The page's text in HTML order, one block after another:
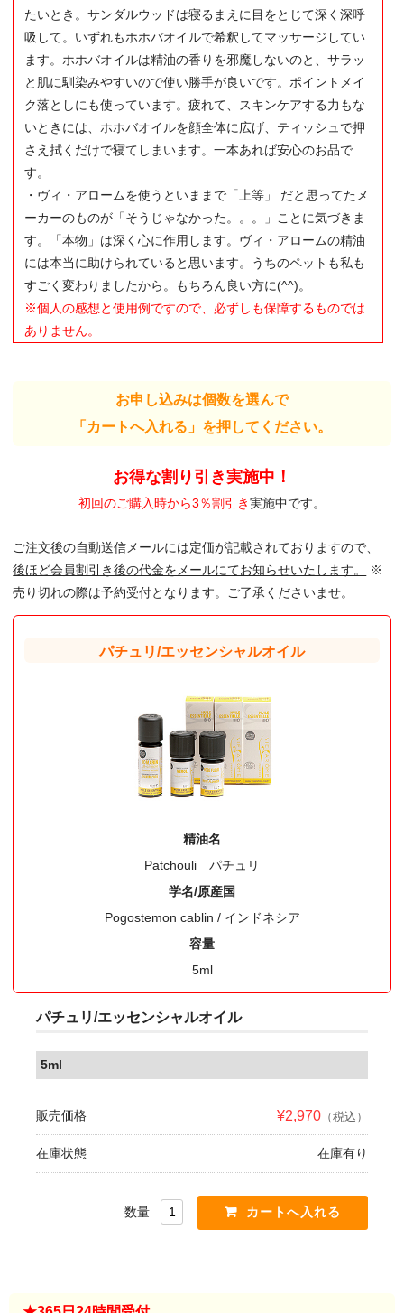
たいとき。サンダルウッドは寝るまえに目をとじて深く深呼
吸して。いずれもホホバオイルで希釈してマッサージしてい
ます。ホホバオイルは精油の香りを邪魔しないのと、サラッ
と肌に馴染みやすいので使い勝手が良いです。ポイントメイ
ク落としにも使っています。疲れて、スキンケアする力もな
いときには、ホホバオイルを顔全体に広げ、ティッシュで押
さえ拭くだけで寝てしまいます。一本あれば安心のお品で
す。
・ヴィ・アロームを使うといままで「上等」 だと思ってたメ
ーカーのものが「そうじゃなかった。。。」ことに気づきま
す。「本物」は深く心に作用します。ヴィ・アロームの精油
には本当に助けられていると思います。うちのペットも私も
すごく変わりましたから。もちろん良い方に(^^)。
※個人の感想と使用例ですので、必ずしも保障するものでは
ありません。
お申し込みは個数を選んで
「カートへ入れる」を押してください。
お得な割り引き実施中！
初回のご購入時から3％割引き実施中です。
ご注文後の自動送信メールには定価が記載されておりますので、
後ほど会員割引き後の代金をメールにてお知らせいたします。
※
売り切れの際は予約受付となります。ご了承くださいませ。
パチュリ/エッセンシャルオイル
精油名
Patchouli パチュリ
学名/原産国
Pogostemon cablin / インドネシア
容量
5ml
パチュリ/エッセンシャルオイル
5ml
販売価格 ¥2,970 （税込）
在庫状態 在庫有り
数量